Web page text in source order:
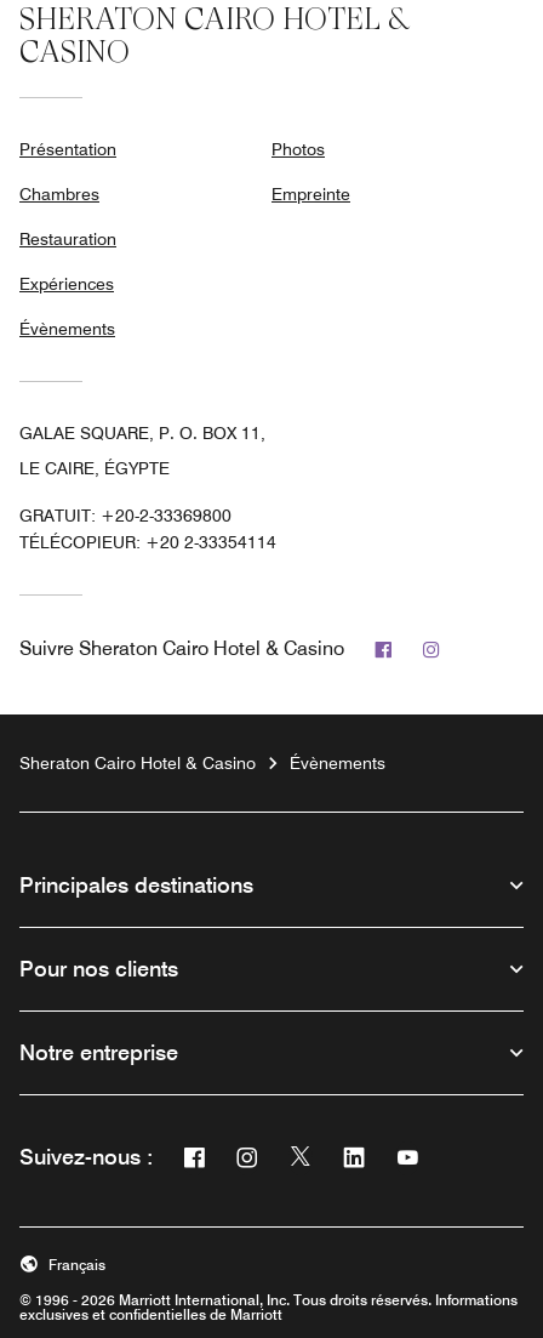
SHERATON CAIRO HOTEL &
CASINO
Présentation
Chambres
Restauration
Expériences
Évènements
Photos
Empreinte
GALAE SQUARE, P. O. BOX 11,
LE CAIRE, ÉGYPTE
GRATUIT: +20-2-33369800
TÉLÉCOPIEUR: +20 2-33354114
Suivre Sheraton Cairo Hotel & Casino Facebook
Sheraton Cairo Hotel & Casino Évènements
Principales destinations
Pour nos clients
Notre entreprise
Suivez-nous : Facebook
Ouvre une nouvelle fenêtre
Instagram
Ouvre une nouvelle fenêtre
Twitter
Ouvre une nouvelle fenêtre
Linkedin
Ouvre une nouvelle
Ouvre une
© 1996 - 2026 Marriott International, Inc. Tous droits réservés. Informations
exclusives et confidentielles de Marriott
Français